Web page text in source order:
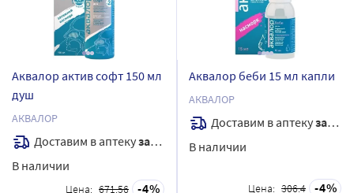
Аквалор актив софт 150 мл
душ
АКВАЛОР
Доставим в аптекузавтра
В наличии
Цена: 671.56 4
Аквалор беби 15 мл капли
АКВАЛОР
Доставим в аптекузавтра
В наличии
Цена: 306.4 4